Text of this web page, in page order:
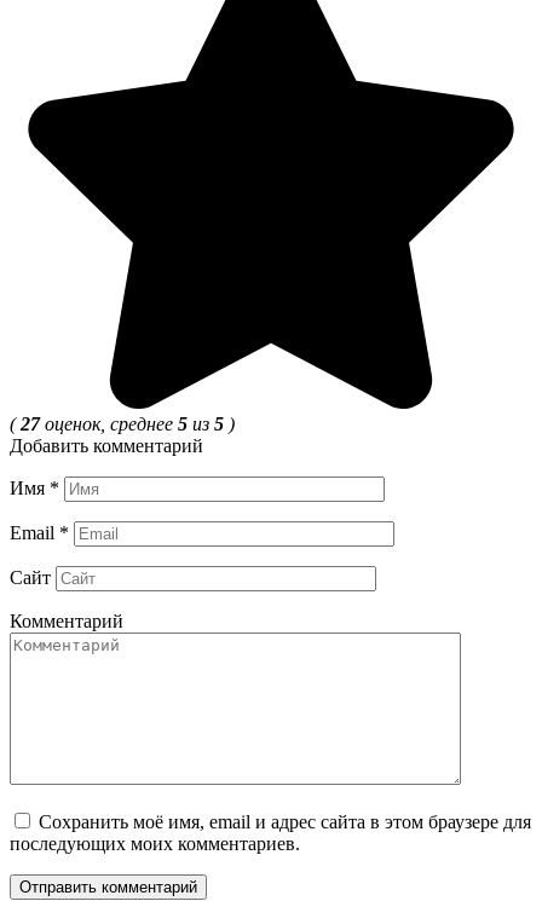
(27оценок, среднее 5 из 5 )
Добавить комментарий
Имя *
Email *
Сайт
Комментарий
Сохранить моё имя, email и адрес сайта в этом браузере для
последующих моих комментариев.